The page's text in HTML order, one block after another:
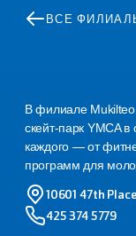
ВСЕ
В филиале Mukilteo
скейт-парк YMCA
каждого — от
программ для
10601 47th
425 374 5779